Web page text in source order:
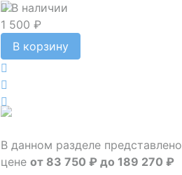
В наличии
1 500 ₽
В корзину
В данном разделе представлено
цене от 83 750 ₽ до 189 270 ₽